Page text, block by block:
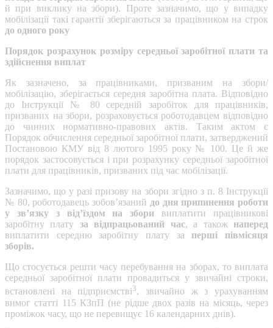
й при виклику на збори). Проте зазначимо, що у випадку
мобілізації такі гарантії зберігаються за працівником на строк
до одного року
Порядок розрахунок розміру середньої заробітної плати та
здійснення виплат
Як зазначено, за працівниками, призваним на збори/
мобілізацію, зберігається середня заробітна плата. Відповідно
до Інструкції № 80 середній заробіток для працівників,
призваних на збори, розраховується роботодавцем відповідно
до чинних нормативно-правових актів. Таким актом є
Порядок обчислення середньої заробітної плати, затверджений
Постановою КМУ від 8 лютого 1995 року № 100. Це й же
порядок застосовується і при розрахунку середньої заробітної
плати для працівників, призваних під час мобілізації.
Зазначимо, що у разі призову на збори згідно з п. 8 Інструкції
№ 80, роботодавець зобов’язаний до дня припинення роботи
у зв’язку з від’їздом на збори виплатити працівникові
заробітну плату за відпрацьований час, а також наперед
виплатити середню заробітну плату за перші півмісяця
зборів.
Що стосується решти часу перебування на зборах, то виплата
середньої заробітної плати провадиться у звичайні строки,
встановлені на підприємстві3, звичайно ж з урахуванням
вимог статті 115 КЗпП (не рідше двох разів на місяць, через
проміжок часу, що не перевищує 16 календарних днів).